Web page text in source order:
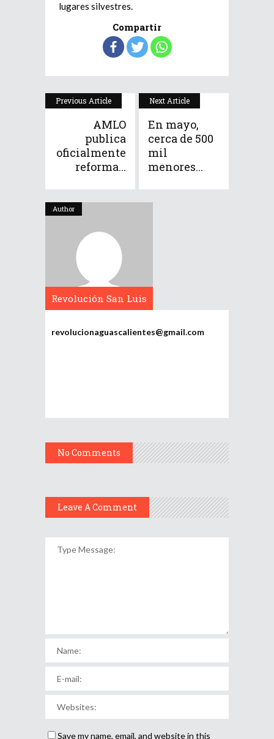
lugares silvestres.
Compartir
Previous Article
AMLO
publica
oficialmente
reforma...
Next Article
En mayo,
cerca de 500
mil
menores...
Author
Revolución San Luis
revolucionaguascalientes@gmail.com
No Comments
Leave A Comment
Save my name, email, and website in this